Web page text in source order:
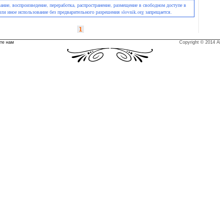
воспроизведение, переработка, распространение, размещение в свободном доступе в
иное использование без предварительного разрешения slovnik.org запрещается.
1
нам Copyright © 2014